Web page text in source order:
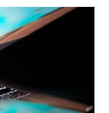
na ten proces.
są worki,
oraz ochronić